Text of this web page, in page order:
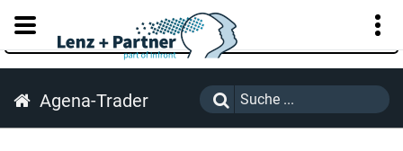
KUNDENPORTAL
Agena-Trader